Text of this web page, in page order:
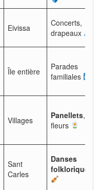
Eivissa
Concerts,
drapeaux
Île entière
Parades
familiales
Villages Panellets,
fleurs
Sant
Carles
Danses
folkloriques